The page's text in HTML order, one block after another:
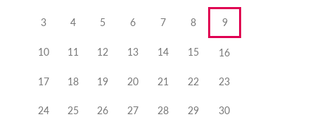
3 4 5 6 7 8 9
10 11 12 13 14 15 16
17 18 19 20 21 22 23
24 25 26 27 28 29 30